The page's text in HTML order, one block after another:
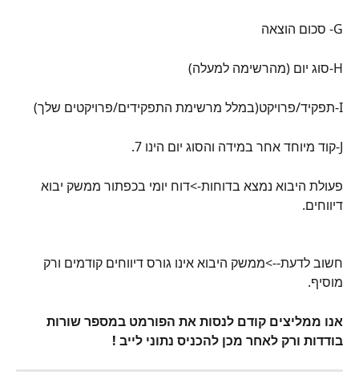
G- סכום הוצאה
H-סוג יום (מהרשימה למעלה)
I-תפקיד/פרויקט(במלל מרשימת התפקידים/פרויקטים שלך)
J-קוד מיוחד אחר במידה והסוג יום הינו 7.
פעולת היבוא נמצא בדוחות->דוח יומי בכפתור ממשק יבוא
דיווחים.
חשוב לדעת-->ממשק היבוא אינו גורס דיווחים קודמים ורק
מוסיף.
אנו ממליצים קודם לנסות את הפורמט במספר שורות
בודדות ורק לאחר מכן להכניס נתוני לייב !